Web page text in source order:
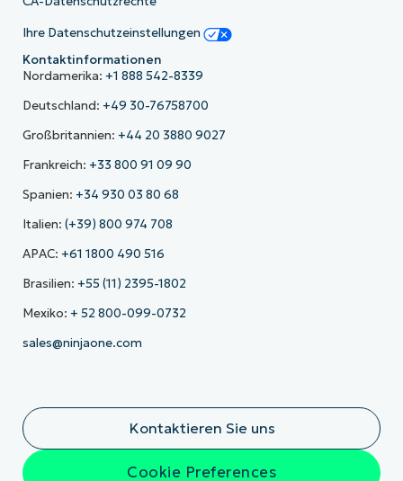
Ihre Datenschutzeinstellungen
Kontaktinformationen
Nordamerika: +1 888 542-8339
Deutschland: +49 30-76758700
Großbritannien: +44 20 3880 9027
Frankreich: +33 800 91 09 90
Spanien: +34 930 03 80 68
Italien: (+39) 800 974 708
APAC: +61 1800 490 516
Brasilien: +55 (11) 2395-1802
Mexiko: + 52 800-099-0732
sales@ninjaone.com
Kontaktieren Sie uns
Cookie Preferences